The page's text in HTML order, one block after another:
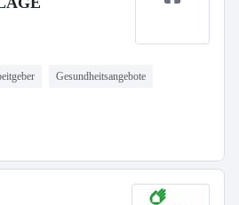
Gesundheitsangebote